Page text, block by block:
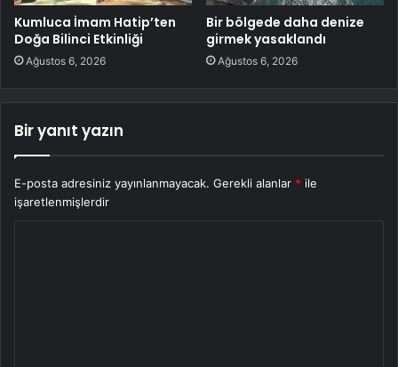
Kumluca İmam Hatip’ten
Doğa Bilinci Etkinliği
Ağustos 6, 2026
Bir bölgede daha denize
girmek yasaklandı
Ağustos 6, 2026
Bir yanıt yazın
E-posta adresiniz yayınlanmayacak. Gerekli alanlar * ile
işaretlenmişlerdir